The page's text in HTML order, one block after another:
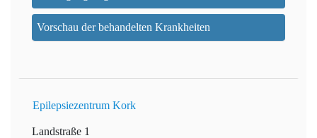
Vorschau der behandelten Krankheiten
Epilepsiezentrum Kork
Landstraße 1